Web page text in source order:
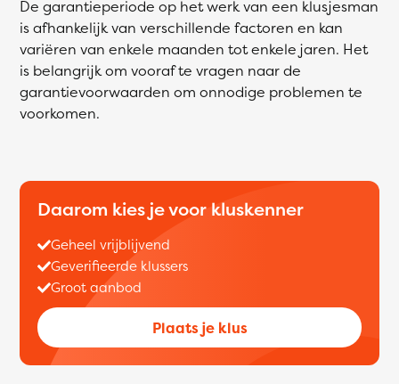
De garantieperiode op het werk van een klusjesman
is afhankelijk van verschillende factoren en kan
variëren van enkele maanden tot enkele jaren. Het
is belangrijk om vooraf te vragen naar de
garantievoorwaarden om onnodige problemen te
voorkomen.
Daarom kies je voor kluskenner
Geheel vrijblijvend
Geverifieerde klussers
Groot aanbod
Plaats je klus